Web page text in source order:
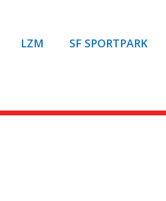
LZM SF SPORTPARK